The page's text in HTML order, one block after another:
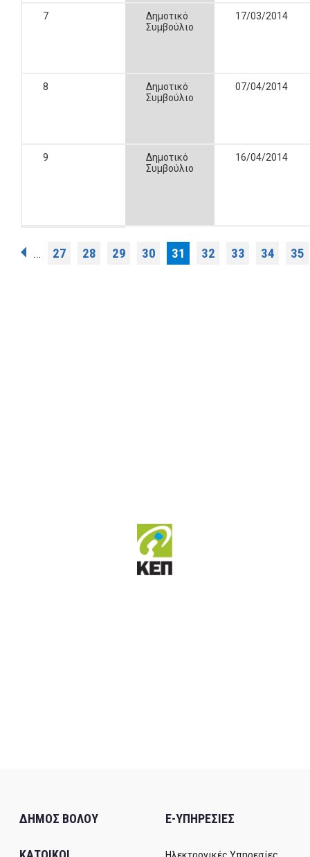
7
Δημοτικό
Συμβούλιο
17/03/2014
8
Δημοτικό
Συμβούλιο
07/04/2014
9
Δημοτικό
Συμβούλιο
16/04/2014
Σελίδες
… 27 28 29 30 31 32 33 34 35
ΔΗΜΟΣ ΒΟΛΟΥ E-ΥΠΗΡΕΣΙΕΣ